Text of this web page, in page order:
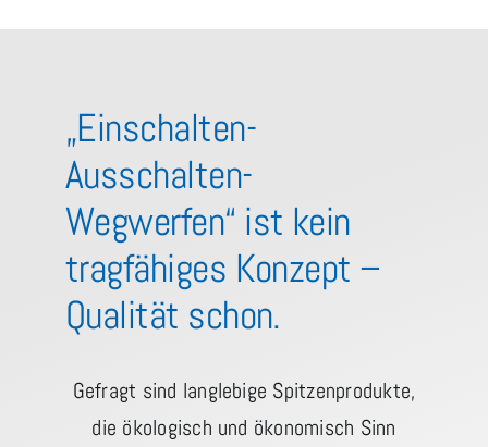
„Einschalten-
Ausschalten-
Wegwerfen“ ist kein
tragfähiges Konzept –
Qualität schon.
Gefragt sind langlebige Spitzenprodukte,
die ökologisch und ökonomisch Sinn